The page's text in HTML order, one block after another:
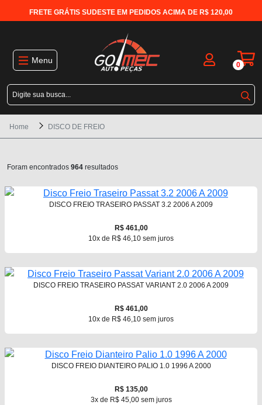
FRETE GRÁTIS SUDESTE EM PEDIDOS ACIMA DE R$ 120,00
Menu 0
Home DISCO DE FREIO
Foram encontrados 964 resultados
DISCO FREIO TRASEIRO PASSAT 3.2 2006 A 2009
R$ 461,00
10x de R$ 46,10 sem juros
DISCO FREIO TRASEIRO PASSAT VARIANT 2.0 2006 A 2009
R$ 461,00
10x de R$ 46,10 sem juros
DISCO FREIO DIANTEIRO PALIO 1.0 1996 A 2000
R$ 135,00
3x de R$ 45,00 sem juros